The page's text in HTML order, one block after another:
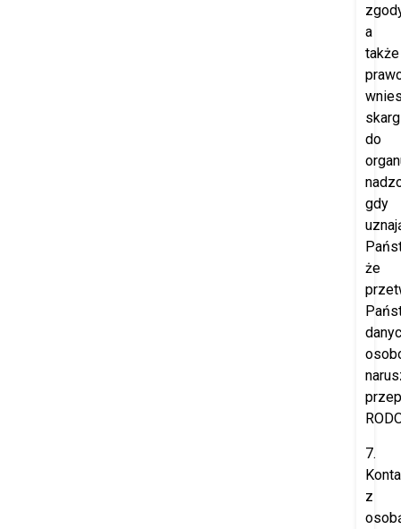
a
także
do
gdy
że
7.
z